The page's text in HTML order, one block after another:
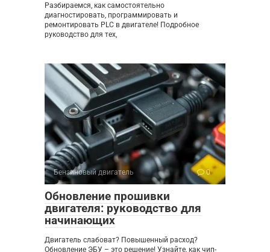
Разбираемся, как самостоятельно
диагностировать, программировать и
ремонтировать PLC в двигателе! Подробное
руководство для тех,
Бензиновый двигатель 0
Обновление прошивки
двигателя: руководство для
начинающих
Двигатель слабоват? Повышенный расход?
Обновление ЭБУ – это решение! Узнайте, как чип-